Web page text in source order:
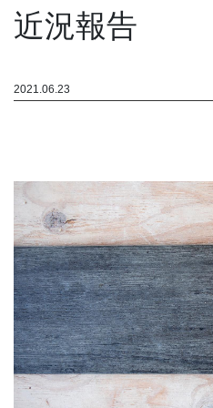
近況報告
2021.06.23